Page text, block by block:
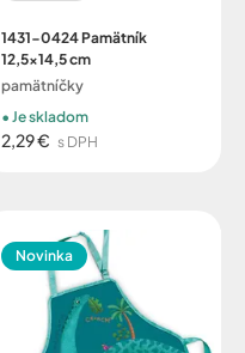
1431-0424 Pamätník
12,5x14,5 cm
pamätníčky
2,29 € s DPH
Je skladom
Novinka